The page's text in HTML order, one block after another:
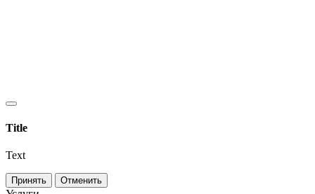
Title
Text
Принять Отменить